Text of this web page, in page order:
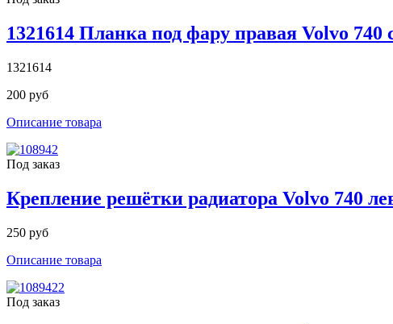
1321614 Планка под фару правая Volvo 740
1321614
200 руб
Описание товара
Под заказ
Крепление решётки радиатора Volvo 740
250 руб
Описание товара
Под заказ